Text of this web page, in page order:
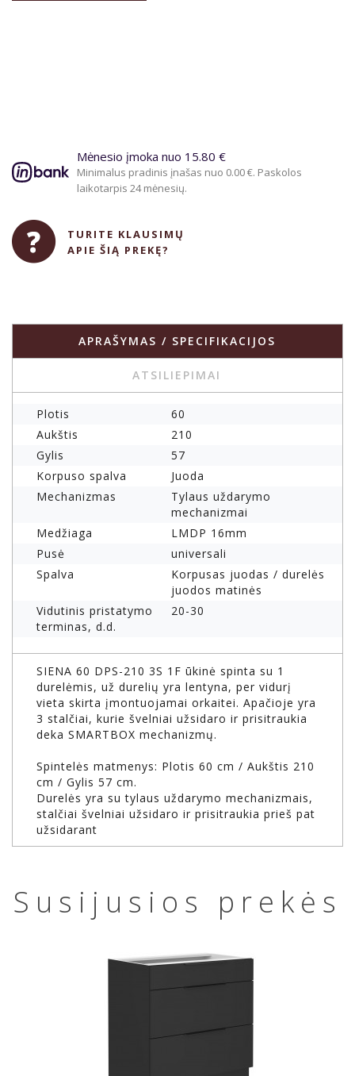
Mėnesio įmoka nuo 15.80 €
Minimalus pradinis įnašas nuo 0.00 €. Paskolos
laikotarpis 24 mėnesių.
TURITE KLAUSIMŲ
APIE ŠIĄ PREKĘ?
APRAŠYMAS / SPECIFIKACIJOS
ATSILIEPIMAI
Plotis
60
Aukštis
210
Gylis
57
Korpuso spalva
Juoda
Mechanizmas
Tylaus uždarymo
mechanizmai
Medžiaga
LMDP 16mm
Pusė
universali
Spalva
Korpusas juodas / durelės
juodos matinės
Vidutinis pristatymo
terminas, d.d.
20-30
SIENA 60 DPS-210 3S 1F ūkinė spinta su 1
durelėmis, už durelių yra lentyna, per vidurį
vieta skirta įmontuojamai orkaitei. Apačioje yra
3 stalčiai, kurie švelniai užsidaro ir prisitraukia
deka SMARTBOX mechanizmų.
Spintelės matmenys: Plotis 60 cm / Aukštis 210
cm / Gylis 57 cm.
Durelės yra su tylaus uždarymo mechanizmais,
stalčiai švelniai užsidaro ir prisitraukia prieš pat
užsidarant
Susijusios prekės